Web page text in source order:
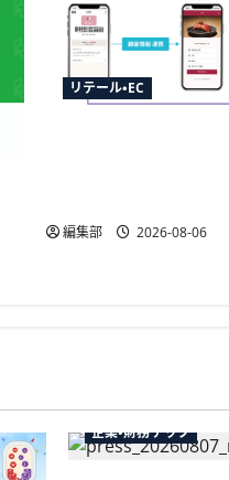
リテール・EC
編集部 2026-08-06
企業・財務テック